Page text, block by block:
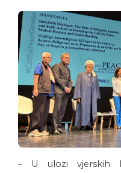
– U ulozi vjerskih